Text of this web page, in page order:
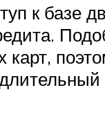
к базе